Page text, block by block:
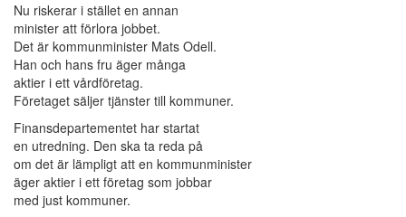
Nu riskerar i stället en annan
minister att förlora jobbet.
Det är kommunminister Mats Odell.
Han och hans fru äger många
aktier i ett vårdföretag.
Företaget säljer tjänster till kommuner.
Finansdepartementet har startat
en utredning. Den ska ta reda på
om det är lämpligt att en kommunminister
äger aktier i ett företag som jobbar
med just kommuner.